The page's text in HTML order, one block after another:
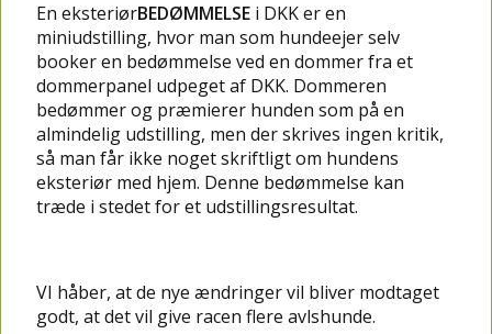
En eksteriørBEDØMMELSE i DKK er en
miniudstilling, hvor man som hundeejer selv
booker en bedømmelse ved en dommer fra et
dommerpanel udpeget af DKK. Dommeren
bedømmer og præmierer hunden som på en
almindelig udstilling, men der skrives ingen kritik,
så man får ikke noget skriftligt om hundens
eksteriør med hjem. Denne bedømmelse kan
træde i stedet for et udstillingsresultat.
VI håber, at de nye ændringer vil bliver modtaget
godt, at det vil give racen flere avlshunde.